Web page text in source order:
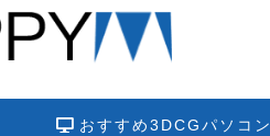
おすすめ3DCGパソコン